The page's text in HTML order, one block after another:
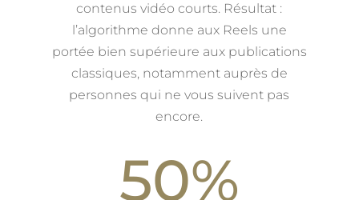
contenus vidéo courts. Résultat :
l’algorithme donne aux Reels une
portée bien supérieure aux publications
classiques, notamment auprès de
personnes qui ne vous suivent pas
encore.
50%